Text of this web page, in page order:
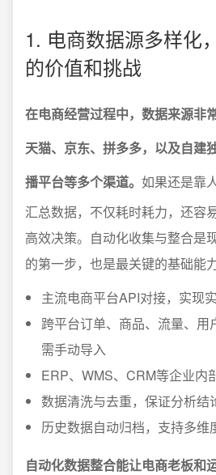
1. 电商数据源多样化
的价值和挑战
在电商经营过程中，数据来源非
天猫、京东、拼多多，以及自建
播平台等多个渠道。 如果还是靠
汇总数据，不仅耗时耗力，还容
高效决策。自动化收集与整合是
的第一步，也是最关键的基础能力
主流电商平台API对接，实现
跨平台订单、商品、流量、用
需手动导入
ERP、WMS、CRM等企业内
数据清洗与去重，保证分析结
历史数据自动归档，支持多维
自动化数据整合能让电商老板和